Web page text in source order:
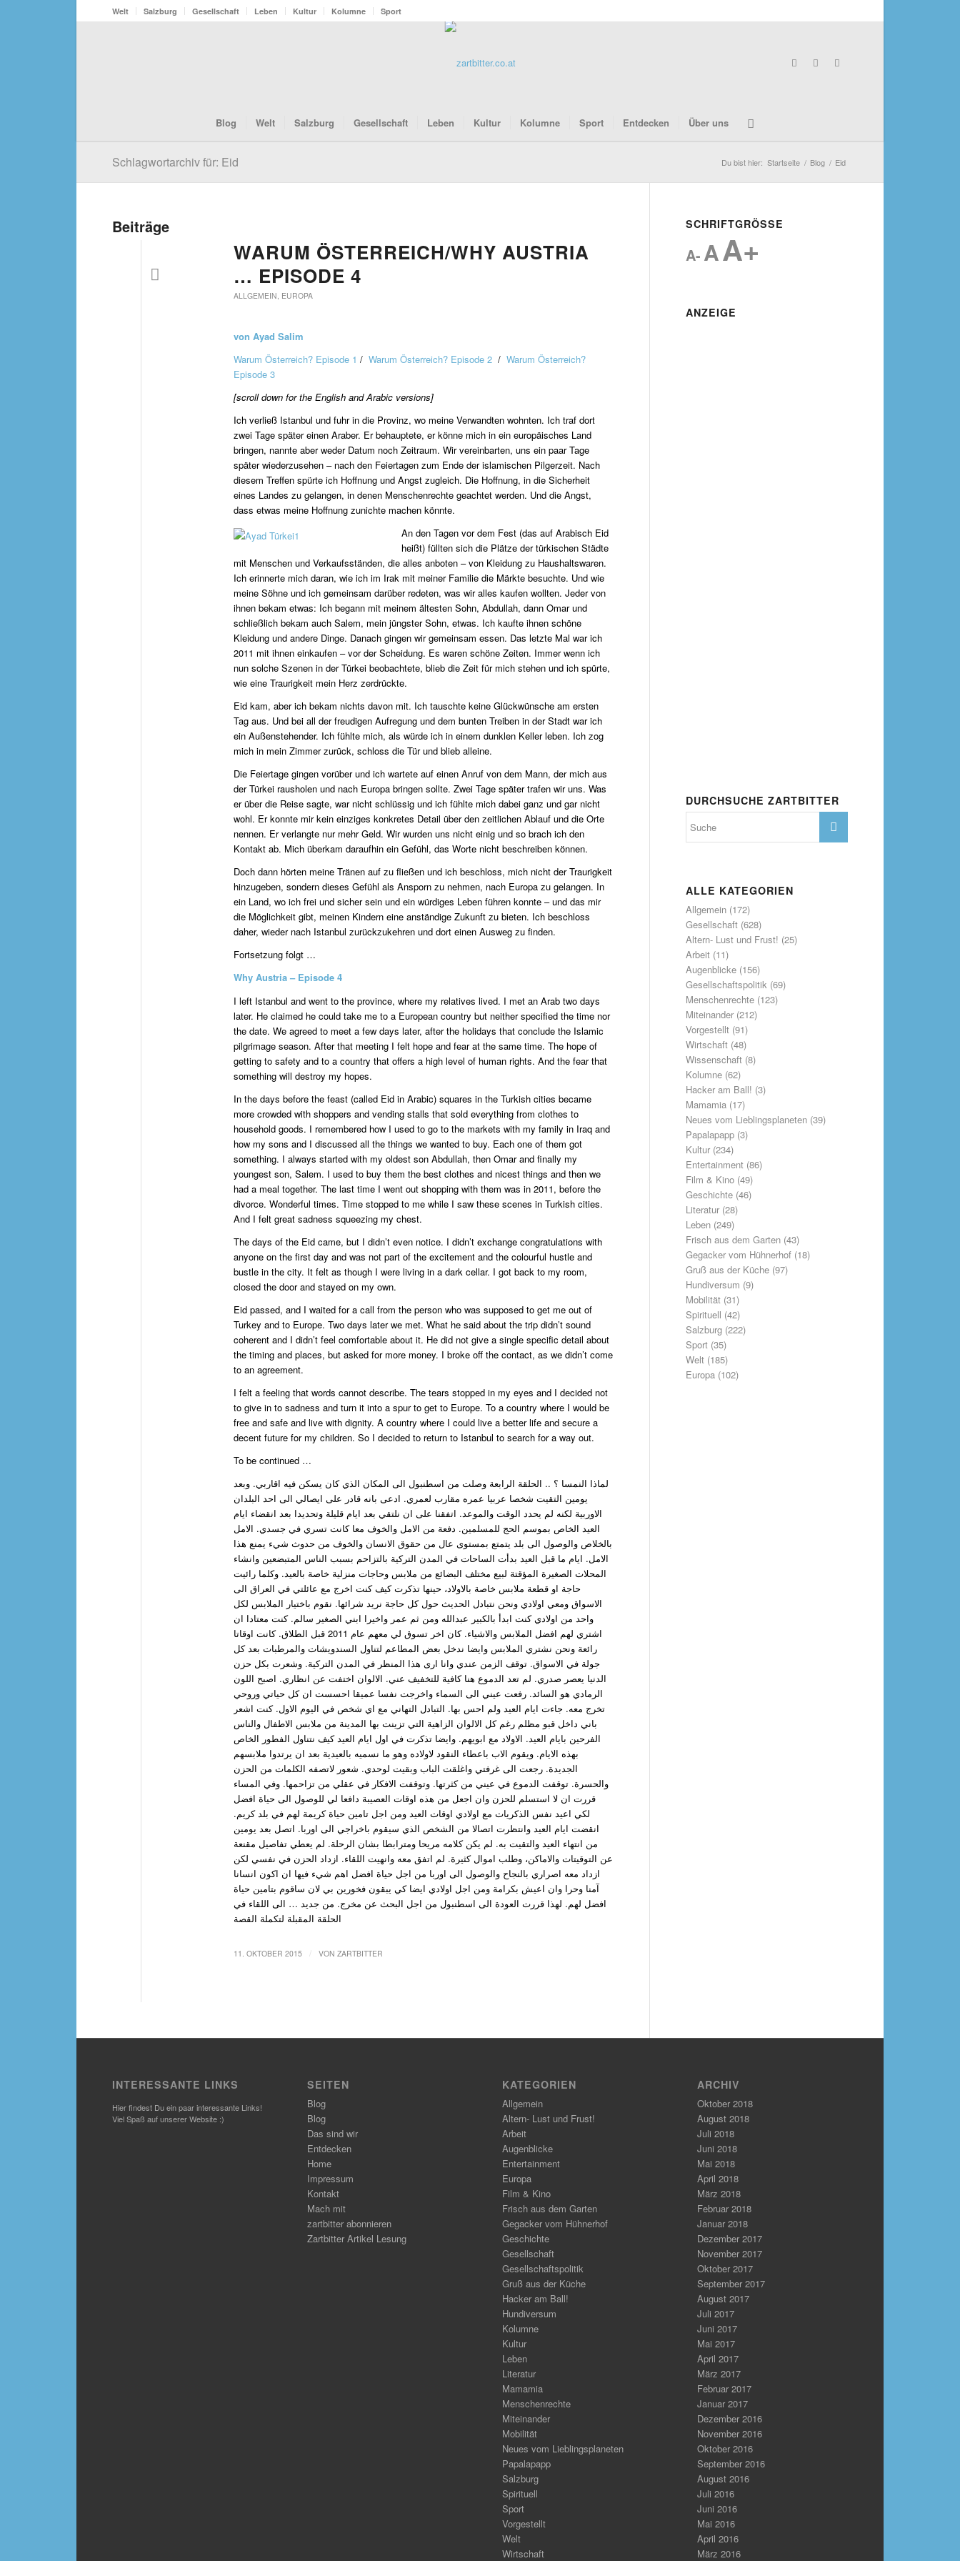
Welt Salzburg Gesellschaft Leben Kultur Kolumne Sport
Blog Welt Salzburg Gesellschaft Leben Kultur Kolumne Sport Entdecken Über uns
Schlagwortarchiv für: Eid Du bist hier: Startseite / Blog / Eid
Beiträge
WARUM ÖSTERREICH/WHY AUSTRIA
… EPISODE 4
ALLGEMEIN, EUROPA
von Ayad Salim
Warum Österreich? Episode 1 / Warum Österreich? Episode 2 / Warum Österreich?
Episode 3
[scroll down for the English and Arabic versions]
Ich verließ Istanbul und fuhr in die Provinz, wo meine Verwandten wohnten. Ich traf dort
zwei Tage später einen Araber. Er behauptete, er könne mich in ein europäisches Land
bringen, nannte aber weder Datum noch Zeitraum. Wir vereinbarten, uns ein paar Tage
später wiederzusehen – nach den Feiertagen zum Ende der islamischen Pilgerzeit. Nach
diesem Treffen spürte ich Hoffnung und Angst zugleich. Die Hoffnung, in die Sicherheit
eines Landes zu gelangen, in denen Menschenrechte geachtet werden. Und die Angst,
dass etwas meine Hoffnung zunichte machen könnte.
An den Tagen vor dem Fest (das auf Arabisch Eid
heißt) füllten sich die Plätze der türkischen Städte
mit Menschen und Verkaufsständen, die alles anboten – von Kleidung zu Haushaltswaren.
Ich erinnerte mich daran, wie ich im Irak mit meiner Familie die Märkte besuchte. Und wie
meine Söhne und ich gemeinsam darüber redeten, was wir alles kaufen wollten. Jeder von
ihnen bekam etwas: Ich begann mit meinem ältesten Sohn, Abdullah, dann Omar und
schließlich bekam auch Salem, mein jüngster Sohn, etwas. Ich kaufte ihnen schöne
Kleidung und andere Dinge. Danach gingen wir gemeinsam essen. Das letzte Mal war ich
2011 mit ihnen einkaufen – vor der Scheidung. Es waren schöne Zeiten. Immer wenn ich
nun solche Szenen in der Türkei beobachtete, blieb die Zeit für mich stehen und ich spürte,
wie eine Traurigkeit mein Herz zerdrückte.
Eid kam, aber ich bekam nichts davon mit. Ich tauschte keine Glückwünsche am ersten
Tag aus. Und bei all der freudigen Aufregung und dem bunten Treiben in der Stadt war ich
ein Außenstehender. Ich fühlte mich, als würde ich in einem dunklen Keller leben. Ich zog
mich in mein Zimmer zurück, schloss die Tür und blieb alleine.
Die Feiertage gingen vorüber und ich wartete auf einen Anruf von dem Mann, der mich aus
der Türkei rausholen und nach Europa bringen sollte. Zwei Tage später trafen wir uns. Was
er über die Reise sagte, war nicht schlüssig und ich fühlte mich dabei ganz und gar nicht
wohl. Er konnte mir kein einziges konkretes Detail über den zeitlichen Ablauf und die Orte
nennen. Er verlangte nur mehr Geld. Wir wurden uns nicht einig und so brach ich den
Kontakt ab. Mich überkam daraufhin ein Gefühl, das Worte nicht beschreiben können.
Doch dann hörten meine Tränen auf zu fließen und ich beschloss, mich nicht der Traurigkeit
hinzugeben, sondern dieses Gefühl als Ansporn zu nehmen, nach Europa zu gelangen. In
ein Land, wo ich frei und sicher sein und ein würdiges Leben führen konnte – und das mir
die Möglichkeit gibt, meinen Kindern eine anständige Zukunft zu bieten. Ich beschloss
daher, wieder nach Istanbul zurückzukehren und dort einen Ausweg zu finden.
Fortsetzung folgt …
Why Austria – Episode 4
I left Istanbul and went to the province, where my relatives lived. I met an Arab two days
later. He claimed he could take me to a European country but neither specified the time nor
the date. We agreed to meet a few days later, after the holidays that conclude the Islamic
pilgrimage season. After that meeting I felt hope and fear at the same time. The hope of
getting to safety and to a country that offers a high level of human rights. And the fear that
something will destroy my hopes.
In the days before the feast (called Eid in Arabic) squares in the Turkish cities became
more crowded with shoppers and vending stalls that sold everything from clothes to
household goods. I remembered how I used to go to the markets with my family in Iraq and
how my sons and I discussed all the things we wanted to buy. Each one of them got
something. I always started with my oldest son Abdullah, then Omar and finally my
youngest son, Salem. I used to buy them the best clothes and nicest things and then we
had a meal together. The last time I went out shopping with them was in 2011, before the
divorce. Wonderful times. Time stopped to me while I saw these scenes in Turkish cities.
And I felt great sadness squeezing my chest.
The days of the Eid came, but I didn’t even notice. I didn’t exchange congratulations with
anyone on the first day and was not part of the excitement and the colourful hustle and
bustle in the city. It felt as though I were living in a dark cellar. I got back to my room,
closed the door and stayed on my own.
Eid passed, and I waited for a call from the person who was supposed to get me out of
Turkey and to Europe. Two days later we met. What he said about the trip didn’t sound
coherent and I didn’t feel comfortable about it. He did not give a single specific detail about
the timing and places, but asked for more money. I broke off the contact, as we didn’t come
to an agreement.
I felt a feeling that words cannot describe. The tears stopped in my eyes and I decided not
to give in to sadness and turn it into a spur to get to Europe. To a country where I would be
free and safe and live with dignity. A country where I could live a better life and secure a
decent future for my children. So I decided to return to Istanbul to search for a way out.
To be continued …
لماذا النمسا ؟ .. الحلقة الرابعة وصلت من اسطنبول الى المكان الذي كان يسكن فيه اقاربي. وبعد
يومين التقيت شخصا عربيا عمره مقارب لعمري. ادعى بانه قادر على ايصالي الى احد البلدان
الاوربية لكنه لم يحدد الوقت والموعد. اتفقنا على ان نلتقي بعد ايام قليلة وتحديدا بعد انقضاء ايام
العيد الخاص بموسم الحج للمسلمين. دفعة من الامل والخوف معا كانت تسري في جسدي. الامل
بالخلاص والوصول الى بلد يتمتع بمستوى عال من حقوق الانسان والخوف من حدوث شيء يمنع هذا
الامل. ايام ما قبل العيد بدأت الساحات في المدن التركية بالتزاحم بسبب الناس المتبضعين وانشاء
المحلات الصغيرة المؤقتة لبيع مختلف البضائع من ملابس وحاجات منزلية خاصة بالعيد. وكلما رائيت
حاجة او قطعة ملابس خاصة بالاولاد، حينها تذكرت كيف كنت اخرج مع عائلتي في العراق الى
الاسواق ومعي اولادي ونحن نتبادل الحديث حول كل حاجة نريد شرائها. نقوم باختيار الملابس لكل
واحد من اولادي كنت ابدأ بالكبير عبدالله ومن ثم عمر واخيرا ابني الصغير سالم. كنت معتادا ان
اشتري لهم افضل الملابس والاشياء. كان اخر تسوق لي معهم عام 2011 قبل الطلاق. كانت اوقاتا
رائعة ونحن نشتري الملابس وايضا ندخل بعض المطاعم لتناول السندويشات والمرطبات بعد كل
جولة في الاسواق. توقف الزمن عندي وانا ارى هذا المنظر في المدن التركية. وشعرت بكل حزن
الدنيا يعصر صدري. لم تعد الدموع هنا كافية للتخفيف عني. الالوان اختفت عن انظاري. اصبح اللون
الرمادي هو السائد. رفعت عيني الى السماء واخرجت نفسا عميقا احسست ان كل حياتي وروحي
تخرج معه. جاءت ايام العيد ولم احس بها. التبادل التهاني مع اي شخص في اليوم الاول. كنت اشعر
باني داخل قبو مظلم رغم كل الالوان الزاهية التي تزينت بها المدينة من ملابس الاطفال والناس
الفرحين بايام العيد. الاولاد مع ابويهم. وايضا تذكرت في اول ايام العيد كيف نتناول الفطور الخاص
بهذه الايام. ويقوم الاب باعطاء النقود لاولاده وهو ما نسميه بالعيدية بعد ان يرتدوا ملابسهم
الجديدة. رجعت الى غرفتي واغلقت الباب وبقيت لوحدي. شعور لاتصفه الكلمات من الحزن
والحسرة. توقفت الدموع في عيني من كثرتها. وتوقفت الافكار في عقلي من تزاحمها. وفي المساء
قررت ان لا استسلم للحزن وان اجعل من هذه اوقات العصيبة دافعا لي للوصول الى حياة افضل
لكي اعيد نفس الذكريات مع اولادي اوقات العيد ومن اجل تامين حياة كريمة لهم في بلد كريم.
انقضت ايام العيد وانتظرت اتصالا من الشخص الذي سيقوم باخراجي الى اوربا. اتصل بعد يومين
من انتهاء العيد والتقيت به. لم يكن كلامه مريحا ومترابطا بشان الرحلة. لم يعطي تفاصيل مقنعة
عن التوقيتات والاماكن، وطلب اموال كثيرة. لم اتفق معه وانهيت اللقاء. ازداد الحزن في نفسي لكن
ازداد معه اصراري بالنجاح والوصول الى اوربا من اجل حياة افضل اهم شيء فيها ان اكون انسانا
آمنا وحرا وان اعيش بكرامة ومن اجل اولادي ايضا كي يبقون فخورين بي لان ساقوم بتامين حياة
افضل لهم. لهذا قررت العودة الى اسطنبول من اجل البحث عن مخرج. من جديد … الى اللقاء في
الحلقة المقبلة لتكملة القصة
11. OKTOBER 2015 VON ZARTBITTER
SCHRIFTGRÖSSE
A- AA+
ANZEIGE
DURCHSUCHE ZARTBITTER
ALLE KATEGORIEN
Allgemein(172)
Gesellschaft(628)
Altern- Lust und Frust! (25)
Arbeit(11)
Augenblicke(156)
Gesellschaftspolitik(69)
Menschenrechte(123)
Miteinander(212)
Vorgestellt(91)
Wirtschaft(48)
Wissenschaft(8)
Kolumne(62)
Hacker am Ball! (3)
Mamamia(17)
Neues vom Lieblingsplaneten(39)
Papalapapp(3)
Kultur(234)
Entertainment(86)
Film & Kino(49)
Geschichte(46)
Literatur(28)
Leben(249)
Frisch aus dem Garten(43)
Gegacker vom Hühnerhof(18)
Gruß aus der Küche(97)
Hundiversum (9)
Mobilität(31)
Spirituell (42)
Salzburg(222)
Sport(35)
Welt(185)
Europa(102)
INTERESSANTE LINKS
Hier findest Du ein paar interessante Links!
Viel Spaß auf unserer Website :)
SEITEN
Blog
Blog
Das sind wir
Entdecken
Home
Impressum
Kontakt
Mach mit
zartbitter abonnieren
Zartbitter Artikel Lesung
KATEGORIEN
Allgemein
Altern- Lust und Frust!
Arbeit
Augenblicke
Entertainment
Europa
Film & Kino
Frisch aus dem Garten
Gegacker vom Hühnerhof
Geschichte
Gesellschaft
Gesellschaftspolitik
Gruß aus der Küche
Hacker am Ball!
Hundiversum
Kolumne
Kultur
Leben
Literatur
Mamamia
Menschenrechte
Miteinander
Mobilität
Neues vom Lieblingsplaneten
Papalapapp
Salzburg
Spirituell
Sport
Vorgestellt
Welt
Wirtschaft
ARCHIV
Oktober 2018
August 2018
Juli 2018
Juni 2018
Mai 2018
April 2018
März 2018
Februar 2018
Januar 2018
Dezember 2017
November 2017
Oktober 2017
September 2017
August 2017
Juli 2017
Juni 2017
Mai 2017
April 2017
März 2017
Februar 2017
Januar 2017
Dezember 2016
November 2016
Oktober 2016
September 2016
August 2016
Juli 2016
Juni 2016
Mai 2016
April 2016
März 2016